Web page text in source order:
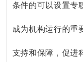
条件的可以设置专
成为机构运行的重
支持和保障，促进